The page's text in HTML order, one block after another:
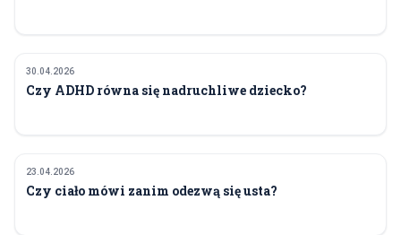
ZDROWIE
30.04.2026
Czy ADHD równa się nadruchliwe dziecko?
ZDROWIE
23.04.2026
Czy ciało mówi zanim odezwą się usta?